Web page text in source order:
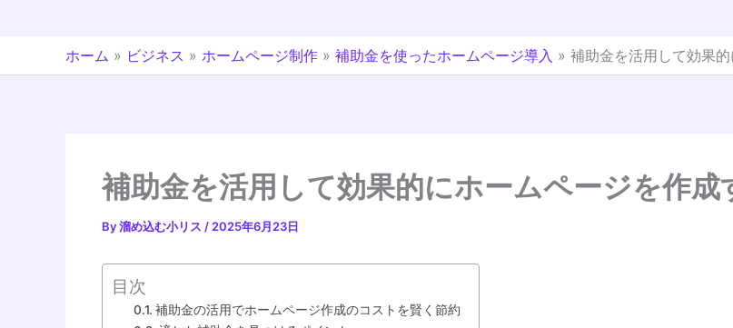
ホーム » ビジネス » ホームページ制作 » 補助金を使ったホームページ導入 » 補助金を活用して効果
補助金を活用して効果的にホームページを作成
By溜め込む小リス / 2025年6月23日
目次
補助金の活用でホームページ作成のコストを賢く節約